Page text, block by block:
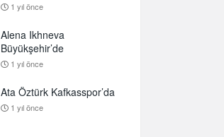
1 yıl önce
Alena Ikhneva
Büyükşehir’de
1 yıl önce
Ata Öztürk Kafkasspor’da
1 yıl önce